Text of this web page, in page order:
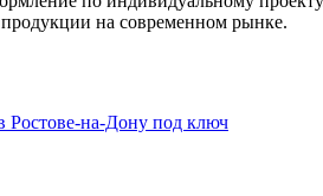
на современном рынке.
Ростове-на-Дону под ключ